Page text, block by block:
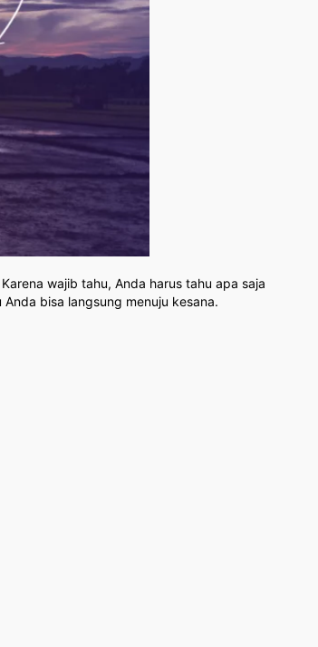
Karena wajib tahu, Anda harus tahu apa saja
bisa langsung menuju kesana.